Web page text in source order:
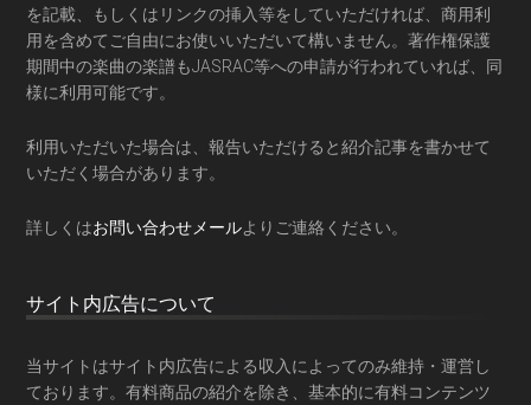
を記載、もしくはリンクの挿入等をしていただければ、商用利
用を含めてご自由にお使いいただいて構いません。著作権保護
期間中の楽曲の楽譜もJASRAC等への申請が行われていれば、同
様に利用可能です。
利用いただいた場合は、報告いただけると紹介記事を書かせて
いただく場合があります。
詳しくはお問い合わせメールよりご連絡ください。
サイト内広告について
当サイトはサイト内広告による収入によってのみ維持・運営し
ております。有料商品の紹介を除き、基本的に有料コンテンツ